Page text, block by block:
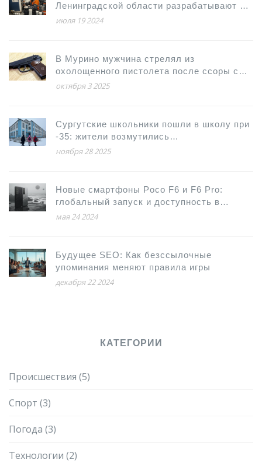
Ленинградской области разрабатывают в
Пушкине
июля 19 2024
В Мурино мужчина стрелял из
охолощенного пистолета после ссоры с
женой
октября 3 2025
Сургутские школьники пошли в школу при
-35: жители возмутились
непоследовательной актировкой
ноября 28 2025
Новые смартфоны Poco F6 и F6 Pro:
глобальный запуск и доступность в
России
мая 24 2024
Будущее SEO: Как безссылочные
упоминания меняют правила игры
декабря 22 2024
КАТЕГОРИИ
Происшествия (5)
Спорт (3)
Погода (3)
Технологии (2)